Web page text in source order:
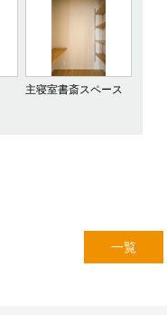
主寝室書斎スペース
一覧